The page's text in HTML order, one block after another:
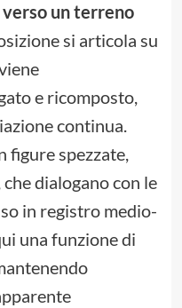
un terreno
si articola su
e ricomposto,
continua.
figure spezzate,
dialogano con le
in registro medio-
una funzione di